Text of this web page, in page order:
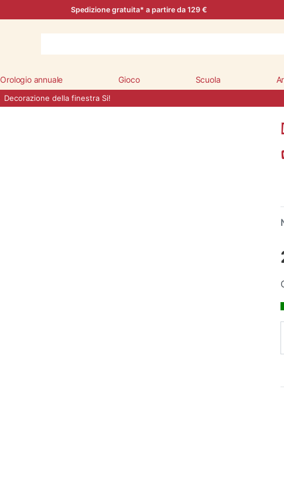
Spedizione gratuita* a partire da 129 €
Orologio annuale Gioco Scuola
Decorazione della finestra Si!